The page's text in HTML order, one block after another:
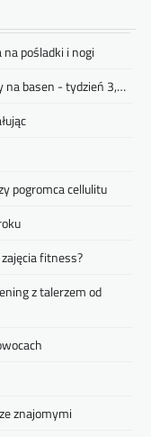
pośladki i nogi
basen - tydzień 3,…
pogromca cellulitu
fitness?
z talerzem od
znajomymi